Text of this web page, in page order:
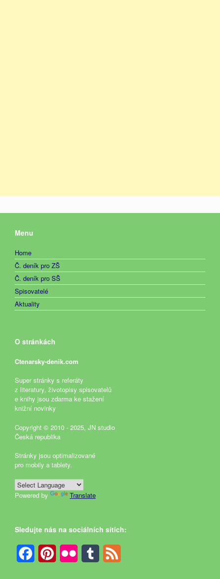
Menu
Home
Č. deník pro ZŠ
Č. deník pro SŠ
Spisovatelé
Aktuality
O stránkách
Ctenarsky-denik.com
Super stránky s referáty
z literatury, životopisy spisovatelů
e knihy jsou zdarma ke stažení
knižní novinky
Copyright © 2010 - 2025, JN studio
Česká republika
Stránky jsou optimalizované
pro mobily a tablety.
Powered by Translate
Sledujte nás na sociálních sítích:
FacebookPinterestFlickr Tumblr